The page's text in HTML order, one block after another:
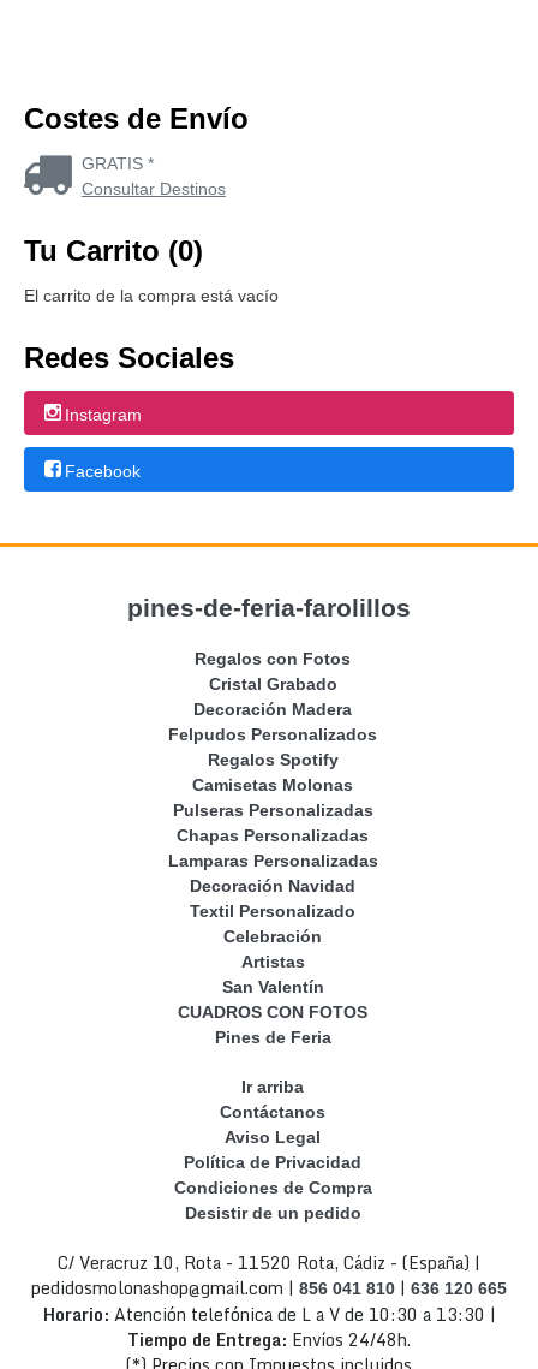
Costes de Envío
GRATIS *
Consultar Destinos
Tu Carrito (0)
El carrito de la compra está vacío
Redes Sociales
Instagram
Facebook
pines-de-feria-farolillos
Regalos con Fotos
Cristal Grabado
Decoración Madera
Felpudos Personalizados
Regalos Spotify
Camisetas Molonas
Pulseras Personalizadas
Chapas Personalizadas
Lamparas Personalizadas
Decoración Navidad
Textil Personalizado
Celebración
Artistas
San Valentín
CUADROS CON FOTOS
Pines de Feria
Ir arriba
Contáctanos
Aviso Legal
Política de Privacidad
Condiciones de Compra
Desistir de un pedido
C/ Veracruz 10, Rota - 11520 Rota, Cádiz - (España) |
pedidosmolonashop@gmail.com | 856 041 810 | 636 120 665
Horario: Atención telefónica de L a V de 10:30 a 13:30 |
Tiempo de Entrega: Envíos 24/48h.